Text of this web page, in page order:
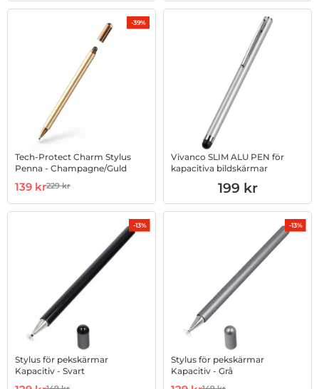
-39%
Tech-Protect Charm Stylus
Penna - Champagne/Guld
Art. nr 1002871667
rea pris
139 krtidigare pris
229 kr
Vivanco SLIM ALU PEN för
kapacitiva bildskärmar
Art. nr 1002892085
199 kr
-13%
Stylus för pekskärmar
Kapacitiv - Svart
-13%
Stylus för pekskärmar
Kapacitiv - Grå